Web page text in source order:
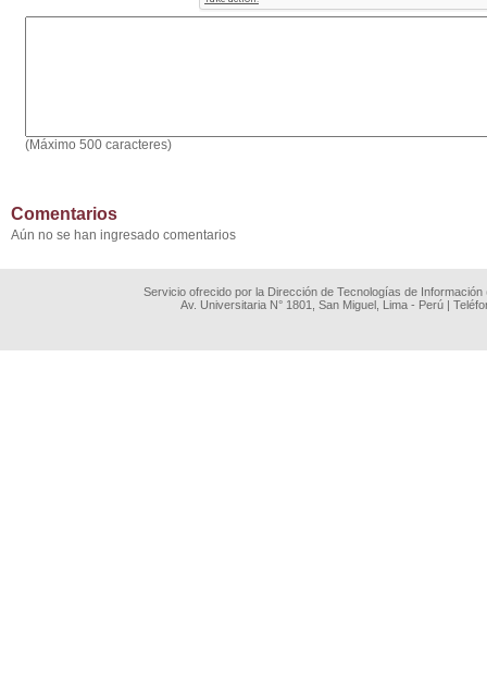
(Máximo 500 caracteres)
Comentarios
Aún no se han ingresado comentarios
Servicio ofrecido por la Dirección de Tecnologías de
Av. Universitaria N° 1801, San Miguel, Lima - Perú |